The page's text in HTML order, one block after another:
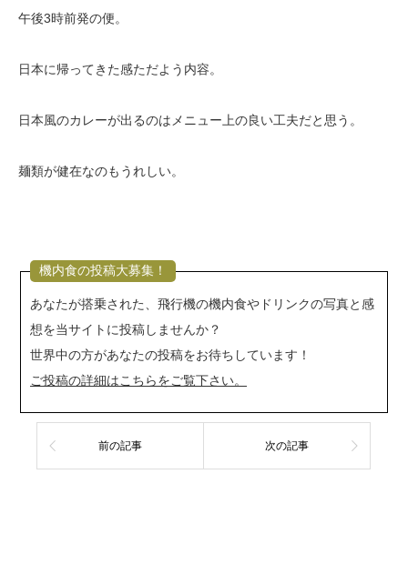
午後3時前発の便。
日本に帰ってきた感ただよう内容。
日本風のカレーが出るのはメニュー上の良い工夫だと思う。
麺類が健在なのもうれしい。
機内食の投稿大募集！
あなたが搭乗された、飛行機の機内食やドリンクの写真と感
想を当サイトに投稿しませんか？
世界中の方があなたの投稿をお待ちしています！
ご投稿の詳細はこちらをご覧下さい。
前の記事 次の記事